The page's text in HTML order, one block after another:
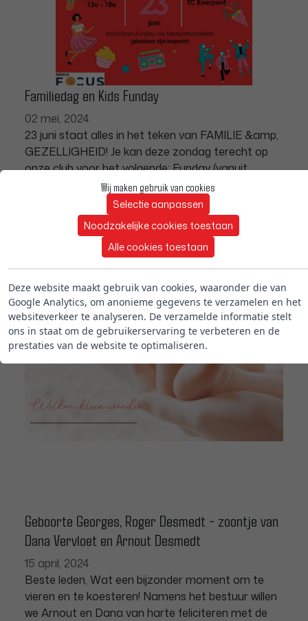
Familiedag en Kids Funday
02 mei, 2024
23 juni staat alles in het teken van FAMILIE &amp;
GEZELLIGHEID! Je kan deze zondag terecht op
onze club voor het volgende: Funday (vanuit
TennisVlaanderen): klassiek funtornooi voor rood -
Lees meer
Geboorte Georges, Roger Desmedt - zoontje van
Dana Vervloet en Arnout Desmedt
15 april, 2024
Beste leden, Wat een bijzonder moment om te
vieren en te koesteren! Namens het bestuur willen
we Arnout en Dana van harte feliciteren met de
Wij maken gebruik van cookies
Selectie aanpassen
Noodzakelijke cookies toestaan
Alle cookies toestaan
Deze website maakt gebruik van cookies, waaronder die van
Google Analytics, om anonieme gegevens te verzamelen en het
websiteverkeer te analyseren. De verzamelde informatie stelt
ons in staat om de gebruikerservaring te verbeteren en de
prestaties van de website te optimaliseren.